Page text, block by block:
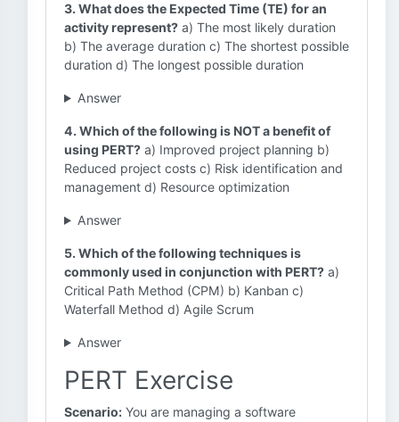
3. What does the Expected Time (TE) for an
activity represent? a) The most likely duration
b) The average duration c) The shortest possible
duration d) The longest possible duration
Answer
4. Which of the following is NOT a benefit of
using PERT? a) Improved project planning b)
Reduced project costs c) Risk identification and
management d) Resource optimization
Answer
5. Which of the following techniques is
commonly used in conjunction with PERT? a)
Critical Path Method (CPM) b) Kanban c)
Waterfall Method d) Agile Scrum
Answer
PERT Exercise
Scenario: You are managing a software